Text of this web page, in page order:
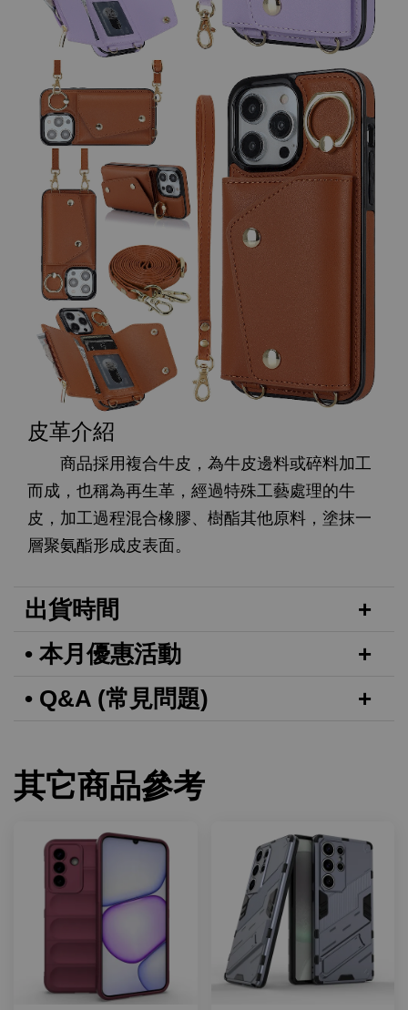
皮革介紹
商品採用複合牛皮，為牛皮邊料或碎料加工
而成，也稱為再生革，經過特殊工藝處理的牛
皮，加工過程混合橡膠、樹酯其他原料，塗抹一
層聚氨酯形成皮表面。
出貨時間
• 本月優惠活動
• Q&A (常見問題)
其它商品參考